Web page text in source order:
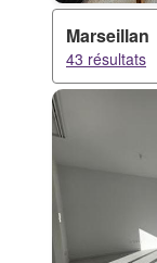
Marseillan
43 résultats